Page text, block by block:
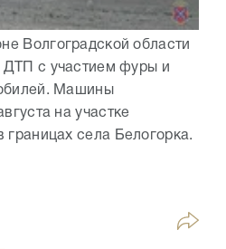
Волгоградской области
с участием фуры и
Машины
на участке
границах села Белогорка.